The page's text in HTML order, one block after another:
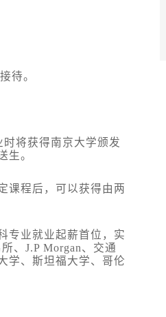
待。
将获得南京大学颁发
生。
课程后，可以获得由两
专业就业起薪首位，实
、J.P Morgan、交通
学、斯坦福大学、哥伦